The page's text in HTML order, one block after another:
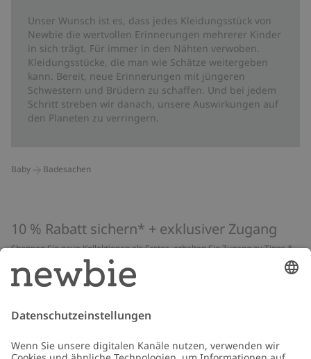
Unser Wunsch ist es, dass jedes Kleidungsstück von
Newbie die wertvollen Erinnerungen mehrerer Kinder
in sich trägt. Für immer in den Nähten verwoben.
Kleidungsstücke, die man wie Schätze weitergeben
kann. Bereit, neue Erinnerungen mit jüngeren
Schwestern und Brüdern zu schaffen. Und bei jedem
Schritt streben wir danach, unsere Auswirkungen auf
den Planeten zu verringern.
Baby Badesachen
10 % Rabatt sichern* + exklusiver Zugang
Shoppen Sie neue Kollektionen als Erstes, erhalten Sie Zugang zu Tipps &
Guides und profitieren Sie von exklusiven Angeboten
*Gilt nur für deine erste Bestellung und ist nicht mit anderen Rabatten
oder Angeboten kombinierbar. Gilt nicht für limitierte Artikel. Lies unsere
Schicken